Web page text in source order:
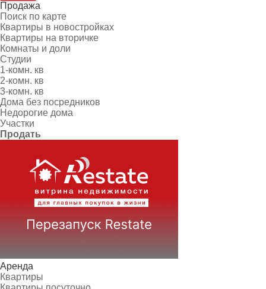
Продажа
Поиск по карте
Квартиры в новостройках
Квартиры на вторичке
Комнаты и доли
Студии
1-комн. кв
2-комн. кв
3-комн. кв
Дома без посредников
Недорогие дома
Участки
Продать
Аренда
Квартиры